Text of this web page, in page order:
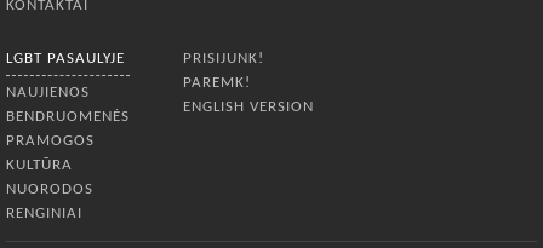
KONTAKTAI
LGBT PASAULYJE
NAUJIENOS
BENDRUOMENĖS
PRAMOGOS
KULTŪRA
NUORODOS
RENGINIAI
PRISIJUNK!
PAREMK!
ENGLISH VERSION